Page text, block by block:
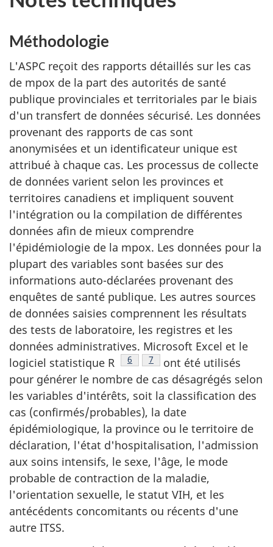
Méthodologie
L'ASPC reçoit des rapports détaillés sur les cas
de mpox de la part des autorités de santé
publique provinciales et territoriales par le biais
d'un transfert de données sécurisé. Les données
provenant des rapports de cas sont
anonymisées et un identificateur unique est
attribué à chaque cas. Les processus de collecte
de données varient selon les provinces et
territoires canadiens et impliquent souvent
l'intégration ou la compilation de différentes
données afin de mieux comprendre
l'épidémiologie de la mpox. Les données pour la
plupart des variables sont basées sur des
informations auto-déclarées provenant des
enquêtes de santé publique. Les autres sources
de données saisies comprennent les résultats
des tests de laboratoire, les registres et les
données administratives. Microsoft Excel et le
logiciel statistique R
Note de bas de page
6 Note de bas de page
7
ont été utilisés
pour générer le nombre de cas désagrégés selon
les variables d'intérêts, soit la classification des
cas (confirmés/probables), la date
épidémiologique, la province ou le territoire de
déclaration, l'état d'hospitalisation, l'admission
aux soins intensifs, le sexe, l'âge, le mode
probable de contraction de la maladie,
l'orientation sexuelle, le statut VIH, et les
antécédents concomitants ou récents d'une
autre ITSS.